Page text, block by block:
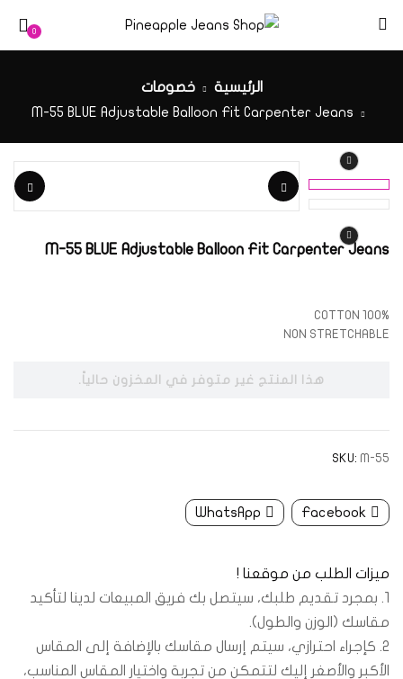
0
الرئيسية
خصومات
M-55 BLUE Adjustable Balloon Fit Carpenter Jeans
M-55 BLUE Adjustable Balloon Fit Carpenter Jeans
100% COTTON
NON STRETCHABLE
هذا المنتج غير متوفر في المخزون حالياً.
SKU: M-55
Facebook
WhatsApp
ميزات الطلب من موقعنا !
1. بمجرد تقديم طلبك، سيتصل بك فريق المبيعات لدينا لتأكيد
مقاسك (الوزن والطول).
2. كإجراء احترازي، سيتم إرسال مقاسك بالإضافة إلى المقاس
الأكبر والأصغر إليك لتتمكن من تجربة واختيار المقاس المناسب،